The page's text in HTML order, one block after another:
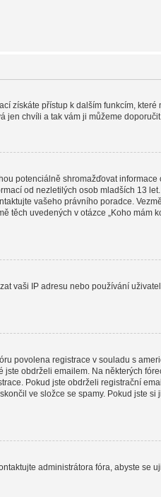
získáte přístup k dalším funkcím,
jen chvíli a tak vám ji můžeme
potenciálně shromažďovat
od nezletilých osob mladších 13
vašeho právního poradce.
těch uvedených v otázce „Koho mám
vaši IP adresu nebo používání
povolena registrace v souladu s
obdrželi emailem. Na některých
Pokud jste obdrželi registrační
ve složce se spamy. Pokud jste
administrátora fóra, abyste se